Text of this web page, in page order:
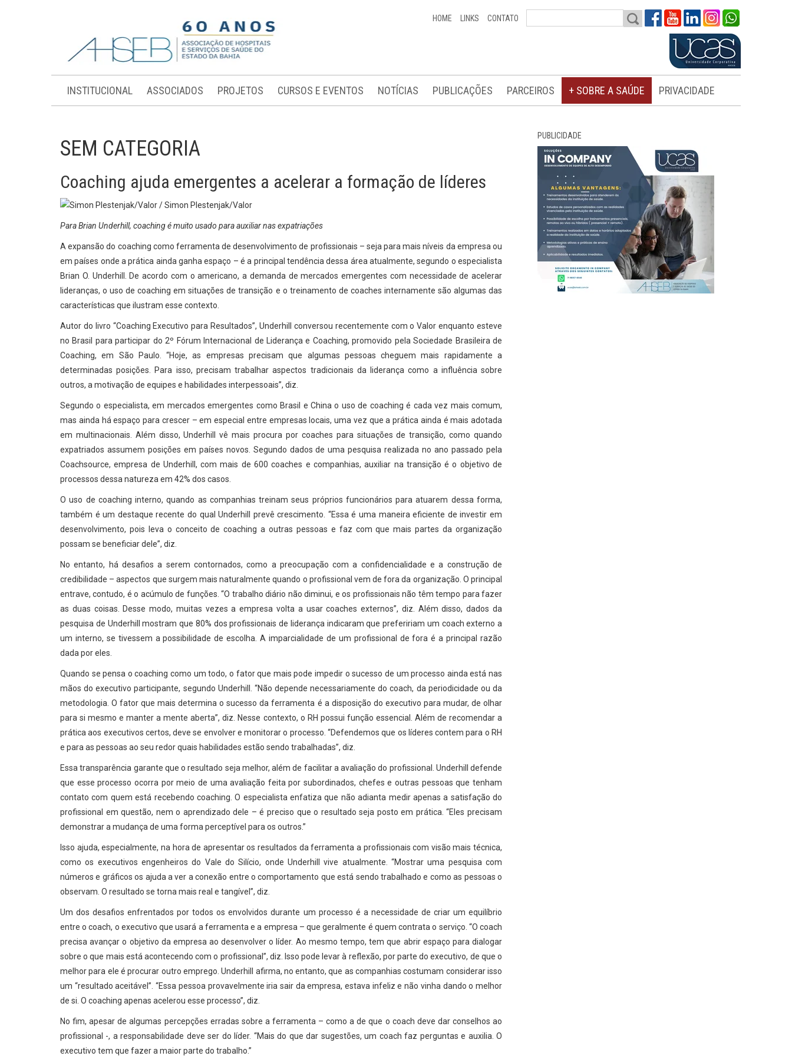
HOME LINKS CONTATO
INSTITUCIONAL ASSOCIADOS PROJETOS CURSOS E EVENTOS NOTÍCIAS PUBLICAÇÕES PARCEIROS + SOBRE A SAÚDE PRIVACIDADE
SEM CATEGORIA
Coaching ajuda emergentes a acelerar a formação de líderes
Para Brian Underhill, coaching é muito usado para auxiliar nas expatriações
A expansão do coaching como ferramenta de desenvolvimento de profissionais – seja para mais níveis da empresa ou
em países onde a prática ainda ganha espaço – é a principal tendência dessa área atualmente, segundo o especialista
Brian O. Underhill. De acordo com o americano, a demanda de mercados emergentes com necessidade de acelerar
lideranças, o uso de coaching em situações de transição e o treinamento de coaches internamente são algumas das
características que ilustram esse contexto.
Autor do livro “Coaching Executivo para Resultados”, Underhill conversou recentemente com o Valor enquanto esteve
no Brasil para participar do 2º Fórum Internacional de Liderança e Coaching, promovido pela Sociedade Brasileira de
Coaching, em São Paulo. “Hoje, as empresas precisam que algumas pessoas cheguem mais rapidamente a
determinadas posições. Para isso, precisam trabalhar aspectos tradicionais da liderança como a influência sobre
outros, a motivação de equipes e habilidades interpessoais”, diz.
Segundo o especialista, em mercados emergentes como Brasil e China o uso de coaching é cada vez mais comum,
mas ainda há espaço para crescer – em especial entre empresas locais, uma vez que a prática ainda é mais adotada
em multinacionais. Além disso, Underhill vê mais procura por coaches para situações de transição, como quando
expatriados assumem posições em países novos. Segundo dados de uma pesquisa realizada no ano passado pela
Coachsource, empresa de Underhill, com mais de 600 coaches e companhias, auxiliar na transição é o objetivo de
processos dessa natureza em 42% dos casos.
O uso de coaching interno, quando as companhias treinam seus próprios funcionários para atuarem dessa forma,
também é um destaque recente do qual Underhill prevê crescimento. “Essa é uma maneira eficiente de investir em
desenvolvimento, pois leva o conceito de coaching a outras pessoas e faz com que mais partes da organização
possam se beneficiar dele”, diz.
No entanto, há desafios a serem contornados, como a preocupação com a confidencialidade e a construção de
credibilidade – aspectos que surgem mais naturalmente quando o profissional vem de fora da organização. O principal
entrave, contudo, é o acúmulo de funções. “O trabalho diário não diminui, e os profissionais não têm tempo para fazer
as duas coisas. Desse modo, muitas vezes a empresa volta a usar coaches externos”, diz. Além disso, dados da
pesquisa de Underhill mostram que 80% dos profissionais de liderança indicaram que prefeririam um coach externo a
um interno, se tivessem a possibilidade de escolha. A imparcialidade de um profissional de fora é a principal razão
dada por eles.
Quando se pensa o coaching como um todo, o fator que mais pode impedir o sucesso de um processo ainda está nas
mãos do executivo participante, segundo Underhill. “Não depende necessariamente do coach, da periodicidade ou da
metodologia. O fator que mais determina o sucesso da ferramenta é a disposição do executivo para mudar, de olhar
para si mesmo e manter a mente aberta”, diz. Nesse contexto, o RH possui função essencial. Além de recomendar a
prática aos executivos certos, deve se envolver e monitorar o processo. “Defendemos que os líderes contem para o RH
e para as pessoas ao seu redor quais habilidades estão sendo trabalhadas”, diz.
Essa transparência garante que o resultado seja melhor, além de facilitar a avaliação do profissional. Underhill defende
que esse processo ocorra por meio de uma avaliação feita por subordinados, chefes e outras pessoas que tenham
contato com quem está recebendo coaching. O especialista enfatiza que não adianta medir apenas a satisfação do
profissional em questão, nem o aprendizado dele – é preciso que o resultado seja posto em prática. “Eles precisam
demonstrar a mudança de uma forma perceptível para os outros.”
Isso ajuda, especialmente, na hora de apresentar os resultados da ferramenta a profissionais com visão mais técnica,
como os executivos engenheiros do Vale do Silício, onde Underhill vive atualmente. “Mostrar uma pesquisa com
números e gráficos os ajuda a ver a conexão entre o comportamento que está sendo trabalhado e como as pessoas o
observam. O resultado se torna mais real e tangível”, diz.
Um dos desafios enfrentados por todos os envolvidos durante um processo é a necessidade de criar um equilíbrio
entre o coach, o executivo que usará a ferramenta e a empresa – que geralmente é quem contrata o serviço. “O coach
precisa avançar o objetivo da empresa ao desenvolver o líder. Ao mesmo tempo, tem que abrir espaço para dialogar
sobre o que mais está acontecendo com o profissional”, diz. Isso pode levar à reflexão, por parte do executivo, de que o
melhor para ele é procurar outro emprego. Underhill afirma, no entanto, que as companhias costumam considerar isso
um “resultado aceitável”. “Essa pessoa provavelmente iria sair da empresa, estava infeliz e não vinha dando o melhor
de si. O coaching apenas acelerou esse processo”, diz.
No fim, apesar de algumas percepções erradas sobre a ferramenta – como a de que o coach deve dar conselhos ao
profissional -, a responsabilidade deve ser do líder. “Mais do que dar sugestões, um coach faz perguntas e auxilia. O
executivo tem que fazer a maior parte do trabalho.”
PUBLICIDADE